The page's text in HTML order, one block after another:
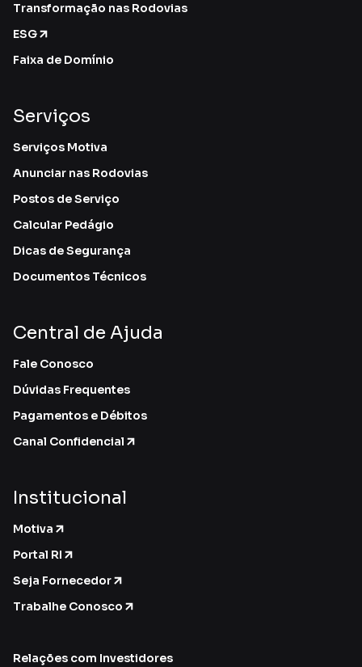
Transformação nas Rodovias
ESG
Faixa de Domínio
Serviços
Serviços Motiva
Anunciar nas Rodovias
Postos de Serviço
Calcular Pedágio
Dicas de Segurança
Documentos Técnicos
Central de Ajuda
Fale Conosco
Dúvidas Frequentes
Pagamentos e Débitos
Canal Confidencial
Institucional
Motiva
Portal RI
Seja Fornecedor
Trabalhe Conosco
Relações com Investidores